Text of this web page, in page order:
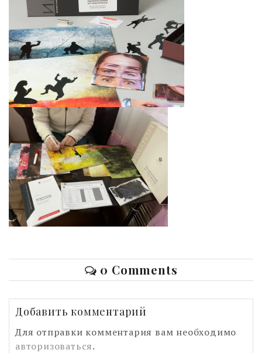
0 Comments
Добавить комментарий
Для отправки комментария вам необходимо
авторизоваться.